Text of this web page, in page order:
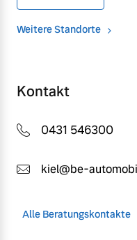
Weitere Standorte
Kontakt
0431 546300
kiel@be-
Alle Beratungskontakte